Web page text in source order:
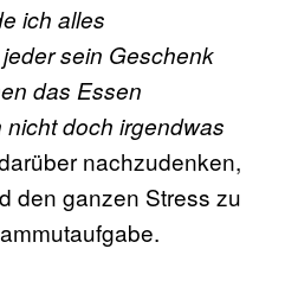
ich alles
sein Geschenk
das Essen
doch irgendwas
nachzudenken,
den ganzen Stress zu